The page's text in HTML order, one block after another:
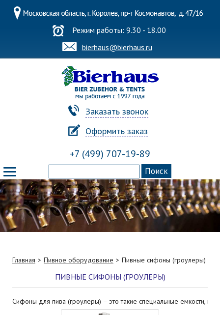
Режим работы: 9.30 - 18.00
bierhaus@bierhaus.ru
Заказать звонок
Оформить заказ
+7 (499) 707-19-89
Главная Пивное оборудование Пивные сифоны (гроулеры)
ПИВНЫЕ СИФОНЫ (ГРОУЛЕРЫ)
Сифоны для пива (гроулеры) – это такие специальные емкости, в